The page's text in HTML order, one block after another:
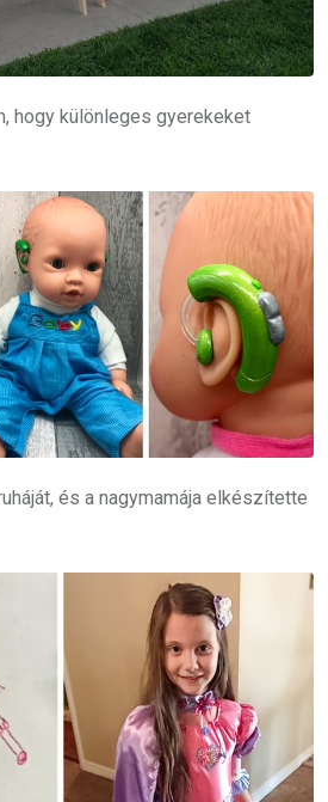
hogy különleges gyerekeket
és a nagymamája elkészítette